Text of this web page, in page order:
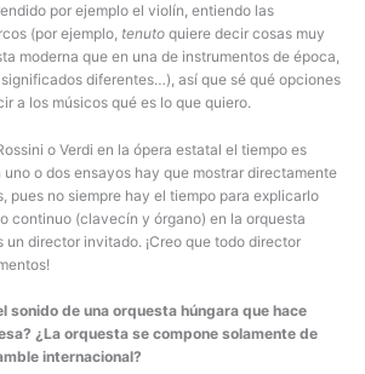
por ejemplo el violín, entiendo las
(por ejemplo, tenuto quiere decir cosas muy
moderna que en una de instrumentos de época,
diferentes…), así que sé qué opciones
a los músicos qué es lo que quiero.
o Verdi en la ópera estatal el tiempo es
o dos ensayos hay que mostrar directamente
pues no siempre hay el tiempo para explicarlo
continuo (clavecín y órgano) en la orquesta
un director invitado. ¡Creo que todo director
sonido de una orquesta húngara que hace
¿La orquesta se compone solamente de
internacional?